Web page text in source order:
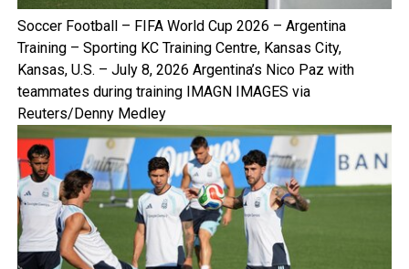
Soccer Football – FIFA World Cup 2026 – Argentina
Training – Sporting KC Training Centre, Kansas City,
Kansas, U.S. – July 8, 2026 Argentina’s Nico Paz with
teammates during training IMAGN IMAGES via
Reuters/Denny Medley